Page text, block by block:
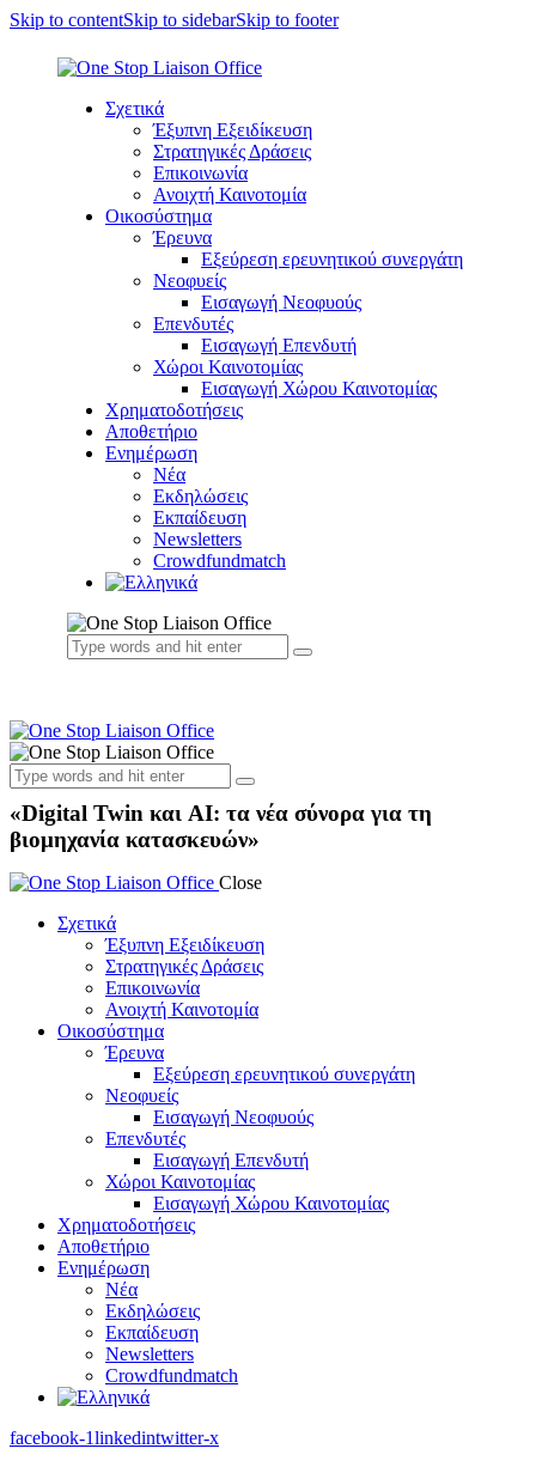
Skip to contentSkip to sidebarSkip to footer
Σχετικά
Έξυπνη Εξειδίκευση
Στρατηγικές Δράσεις
Επικοινωνία
Ανοιχτή Καινοτομία
Οικοσύστημα
Έρευνα
Εξεύρεση ερευνητικού συνεργάτη
Νεοφυείς
Εισαγωγή Νεοφυούς
Επενδυτές
Εισαγωγή Επενδυτή
Χώροι Καινοτομίας
Εισαγωγή Χώρου Καινοτομίας
Χρηματοδοτήσεις
Αποθετήριο
Ενημέρωση
Νέα
Εκδηλώσεις
Εκπαίδευση
Newsletters
Crowdfundmatch
«Digital Twin και AI: τα νέα σύνορα για τη
βιομηχανία κατασκευών»
Close
Σχετικά
Έξυπνη Εξειδίκευση
Στρατηγικές Δράσεις
Επικοινωνία
Ανοιχτή Καινοτομία
Οικοσύστημα
Έρευνα
Εξεύρεση ερευνητικού συνεργάτη
Νεοφυείς
Εισαγωγή Νεοφυούς
Επενδυτές
Εισαγωγή Επενδυτή
Χώροι Καινοτομίας
Εισαγωγή Χώρου Καινοτομίας
Χρηματοδοτήσεις
Αποθετήριο
Ενημέρωση
Νέα
Εκδηλώσεις
Εκπαίδευση
Newsletters
Crowdfundmatch
facebook-1linkedintwitter-x